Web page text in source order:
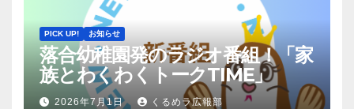
PICK UP! お知らせ
落合幼稚園発のラジオ番組！「家
族とわくわくトークTIME」
2026年7月1日 くるめラ広報部